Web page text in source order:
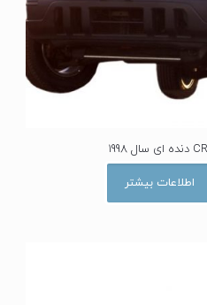
اطلاعات بیشتر